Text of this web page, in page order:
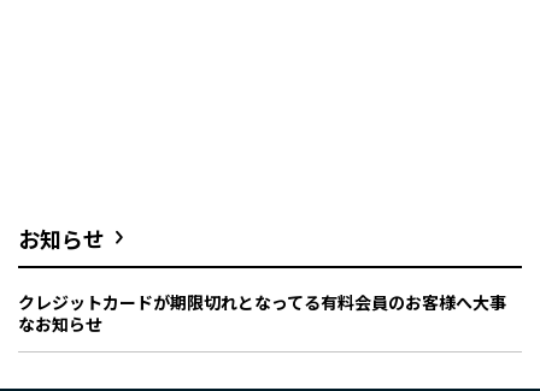
お知らせ
クレジットカードが期限切れとなってる有料会員のお客様へ大事
なお知らせ